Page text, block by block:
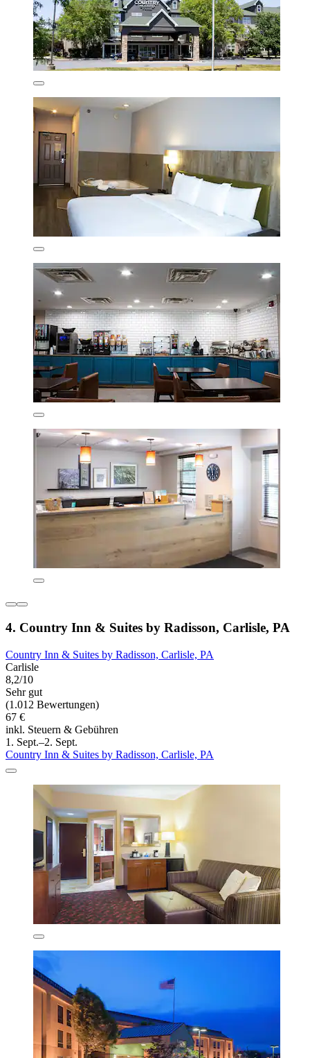
4. Country Inn & Suites by Radisson, Carlisle, PA
Country Inn & Suites by Radisson, Carlisle, PA
Carlisle
8,2/10
Sehr gut
(1.012 Bewertungen)
67 €
inkl. Steuern & Gebühren
1. Sept.–2. Sept.
Country Inn & Suites by Radisson, Carlisle, PA